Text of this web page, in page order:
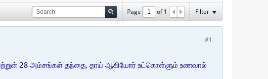
Page of1 Filter
#1
28 அம்சங்கள் தந்தை, தாய் ஆகியோர் உட்கொள்ளும் உணவால்